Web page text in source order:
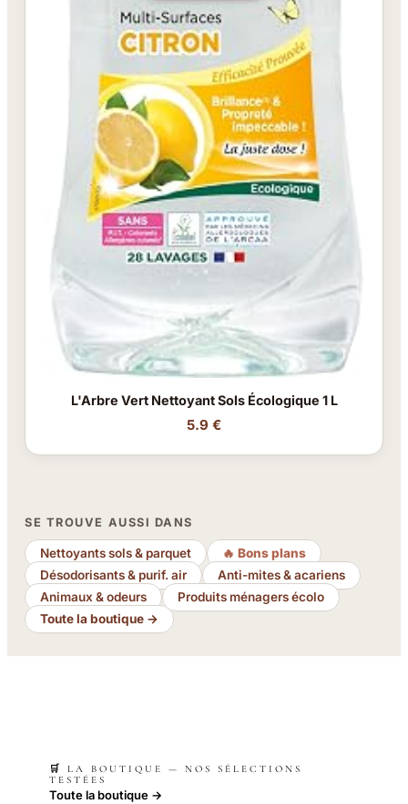
L'Arbre Vert Nettoyant Sols Écologique 1 L
5.9 €
SE TROUVE AUSSI DANS
Nettoyants sols & parquet
🔥 Bons plans
Désodorisants & purif. air
Anti-mites & acariens
Animaux & odeurs
Produits ménagers écolo
Toute la boutique →
🛒 LA BOUTIQUE — NOS SÉLECTIONS
TESTÉES
Toute la boutique →